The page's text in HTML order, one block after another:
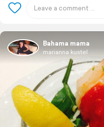
Bahama mama
marianna kustel